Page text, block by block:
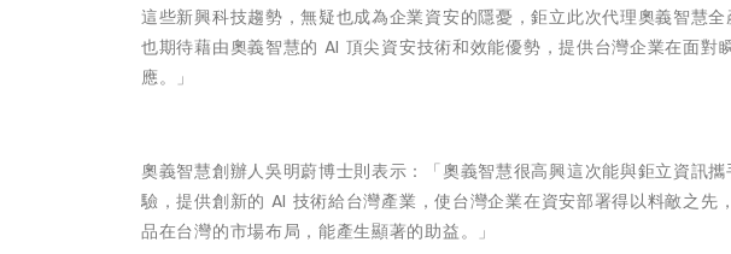
這些新興科技趨勢，無疑也成為企業資安的隱憂，鉅立此次代理奧義智慧
也期待藉由奧義智慧的 AI 頂尖資安技術和效能優勢，提供台灣企業在面對
應。」
奧義智慧創辦人吳明蔚博士則表示：「奧義智慧很高興這次能與鉅立資訊
驗，提供創新的 AI 技術給台灣產業，使台灣企業在資安部署得以料敵之先
品在台灣的市場布局，能產生顯著的助益。」